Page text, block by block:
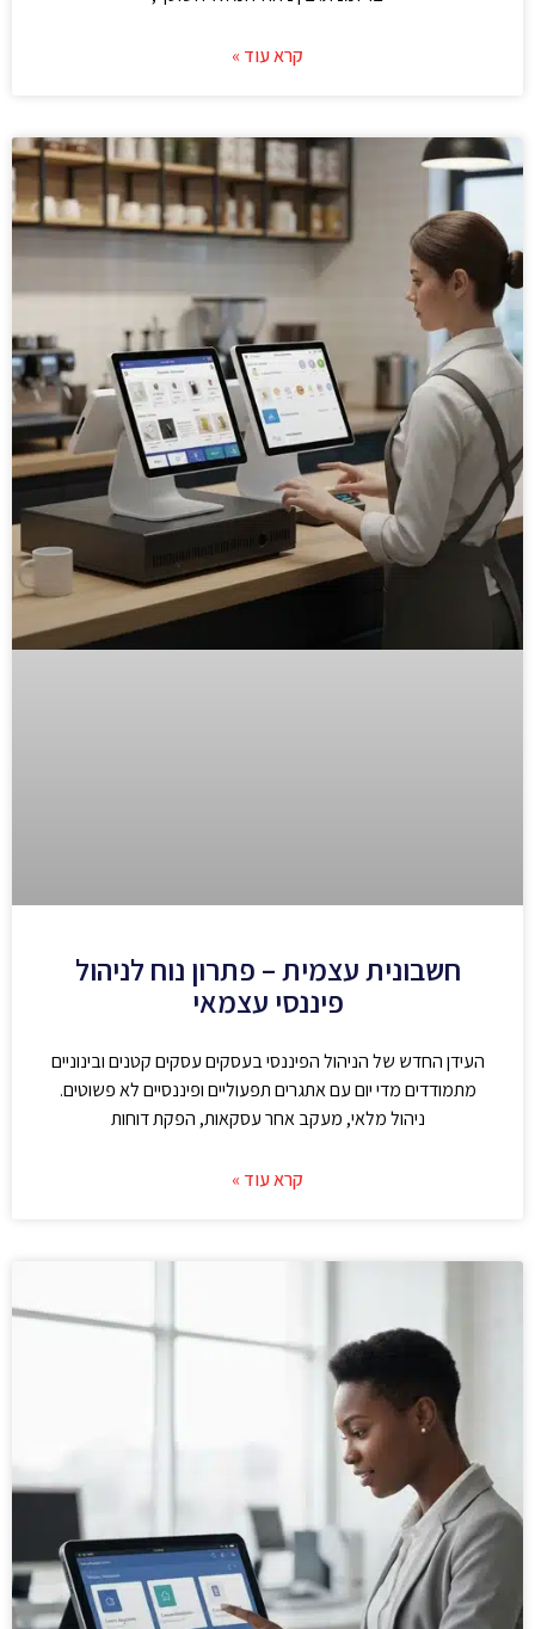
קרא עוד »
חשבונית עצמית – פתרון נוח לניהול
פיננסי עצמאי
העידן החדש של הניהול הפיננסי בעסקים עסקים קטנים ובינוניים
מתמודדים מדי יום עם אתגרים תפעוליים ופיננסיים לא פשוטים.
ניהול מלאי, מעקב אחר עסקאות, הפקת דוחות
קרא עוד »